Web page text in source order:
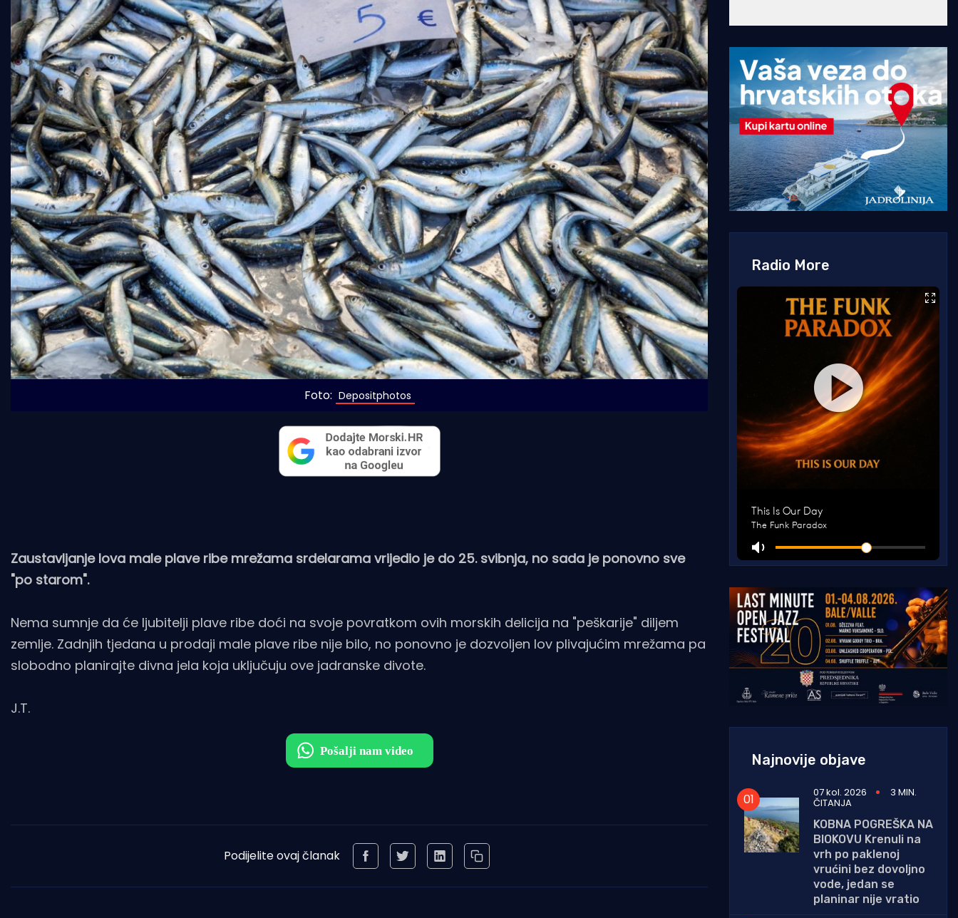
Foto: Depositphotos
Zaustavljanje lova male plave ribe mrežama srdelarama vrijedio je do 25. svibnja, no sada je ponovno sve
"po starom".
Nema sumnje da će ljubitelji plave ribe doći na svoje povratkom ovih morskih delicija na "peškarije" diljem
zemlje. Zadnjih tjedana u prodaji male plave ribe nije bilo, no ponovno je dozvoljen lov plivajućim mrežama pa
slobodno planirajte divna jela koja uključuju ove jadranske divote.
J.T.
Podijelite ovaj članak
Radio More
Najnovije objave
07 kol. 2026 3 MIN.
ČITANJA
KOBNA POGREŠKA NA
BIOKOVU Krenuli na
vrh po paklenoj
vrućini bez dovoljno
vode, jedan se
planinar nije vratio